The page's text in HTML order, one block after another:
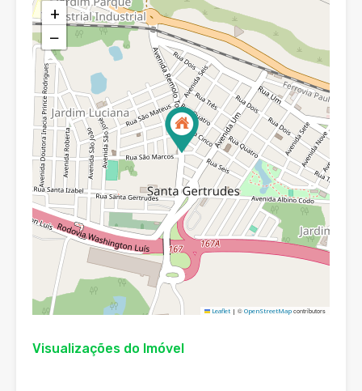
+
−
Leaflet | © OpenStreetMap contributors
Visualizações do Imóvel